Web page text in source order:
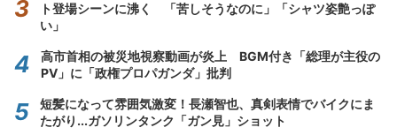
ト登場シーンに沸く 「苦しそうなのに」「シャツ姿艶っぽ
い」
高市首相の被災地視察動画が炎上 BGM付き「総理が主役の
PV」に「政権プロパガンダ」批判
短髪になって雰囲気激変！長瀬智也、真剣表情でバイクにま
たがり...ガソリンタンク「ガン見」ショット